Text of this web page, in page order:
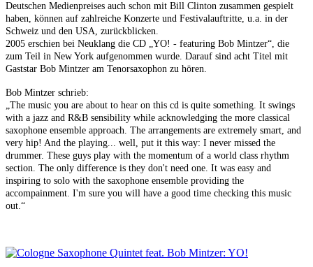
Deutschen Medienpreises auch schon mit Bill Clinton zusammen gespielt
haben, können auf zahlreiche Konzerte und Festivalauftritte, u.a. in der
Schweiz und den USA, zurückblicken.
2005 erschien bei Neuklang die CD „YO! - featuring Bob Mintzer“, die
zum Teil in New York aufgenommen wurde. Darauf sind acht Titel mit
Gaststar Bob Mintzer am Tenorsaxophon zu hören.
Bob Mintzer schrieb:
„The music you are about to hear on this cd is quite something. It swings
with a jazz and R&B sensibility while acknowledging the more classical
saxophone ensemble approach. The arrangements are extremely smart, and
very hip! And the playing... well, put it this way: I never missed the
drummer. These guys play with the momentum of a world class rhythm
section. The only difference is they don't need one. It was easy and
inspiring to solo with the saxophone ensemble providing the
accompainment. I'm sure you will have a good time checking this music
out.“